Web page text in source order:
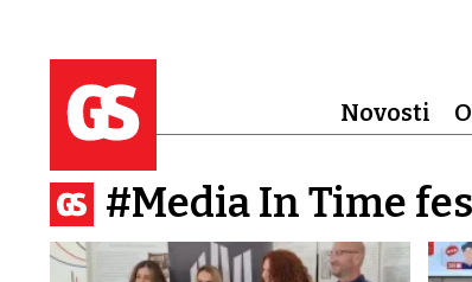
Novosti
#Media In Time